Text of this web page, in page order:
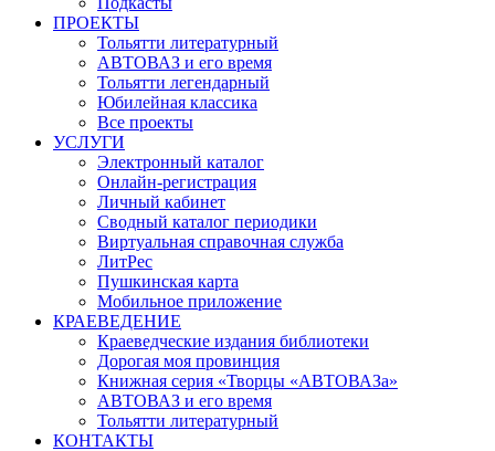
ПРОЕКТЫ
Тольятти литературный
АВТОВАЗ и его время
Тольятти легендарный
Юбилейная классика
Все проекты
УСЛУГИ
Электронный каталог
Онлайн-регистрация
Личный кабинет
Сводный каталог периодики
Виртуальная справочная служба
ЛитРес
Пушкинская карта
Мобильное приложение
КРАЕВЕДЕНИЕ
Краеведческие издания библиотеки
Дорогая моя провинция
Книжная серия «Творцы «АВТОВАЗа»
АВТОВАЗ и его время
Тольятти литературный
КОНТАКТЫ